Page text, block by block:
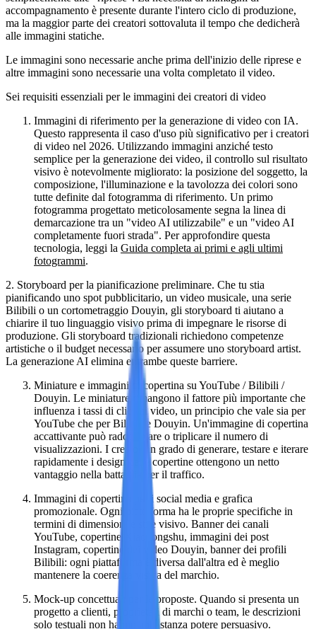
accompagnamento è presente durante l'intero ciclo di produzione,
ma la maggior parte dei creatori sottovaluta il tempo che dedicherà
alle immagini statiche.
Le immagini sono necessarie anche prima dell'inizio delle riprese e
altre immagini sono necessarie una volta completato il video.
Sei requisiti essenziali per le immagini dei creatori di video
Immagini di riferimento per la generazione di video con IA.
Questo rappresenta il caso d'uso più significativo per i creatori
di video nel 2026. Utilizzando immagini anziché testo
semplice per la generazione dei video, il controllo sul risultato
visivo è notevolmente migliorato: la posizione del soggetto, la
composizione, l'illuminazione e la tavolozza dei colori sono
tutte definite dal fotogramma di riferimento. Un primo
fotogramma progettato meticolosamente segna la linea di
demarcazione tra un "video AI utilizzabile" e un "video AI
completamente fuori strada". Per approfondire questa
tecnologia, leggi la Guida completa ai primi e agli ultimi
fotogrammi.
2. Storyboard per la pianificazione preliminare. Che tu stia
pianificando uno spot pubblicitario, un video musicale, una serie
Bilibili o un cortometraggio Douyin, gli storyboard ti aiutano a
chiarire il tuo linguaggio visivo prima di impegnare le risorse di
produzione. Gli storyboard tradizionali richiedono competenze
artistiche o il budget necessario per assumere uno storyboard artist.
La generazione AI elimina entrambe queste barriere.
Miniature e immagini di copertina su YouTube / Bilibili /
Douyin. Le miniature rimangono il fattore più importante che
influenza i tassi di clic sui video, un principio che vale sia per
YouTube che per Bilibili e Douyin. Un'immagine di copertina
accattivante può raddoppiare o triplicare il numero di
visualizzazioni. I creatori in grado di generare, testare e iterare
rapidamente i design delle copertine ottengono un netto
vantaggio nella battaglia per il traffico.
Immagini di copertina per i social media e grafica
promozionale. Ogni piattaforma ha le proprie specifiche in
termini di dimensioni e stile visivo. Banner dei canali
YouTube, copertine Xiaohongshu, immagini dei post
Instagram, copertine dei video Douyin, banner dei profili
Bilibili: ogni piattaforma è diversa dall'altra ed è meglio
mantenere la coerenza visiva del marchio.
Mock-up concettuali per le proposte. Quando si presenta un
progetto a clienti, proprietari di marchi o team, le descrizioni
solo testuali non hanno abbastanza potere persuasivo.